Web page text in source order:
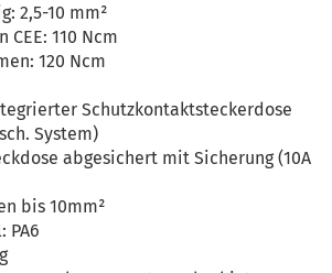
2,5-10 mm²
CEE: 110 Ncm
120 Ncm
Schutzkontaktsteckerdose
System)
abgesichert mit Sicherung (10A
bis 10mm²
PA6